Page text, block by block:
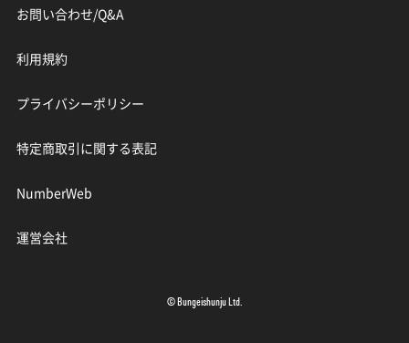
お問い合わせ/Q&A
利用規約
プライバシーポリシー
特定商取引に関する表記
NumberWeb
運営会社
© Bungeishunju Ltd.